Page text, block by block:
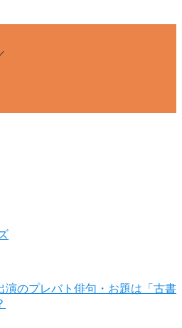
演のプレバト俳句・お題は「古書